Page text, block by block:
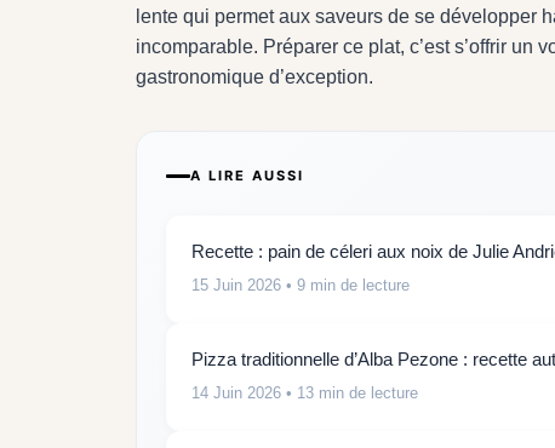
lente qui permet aux saveurs de se développer
incomparable. Préparer ce plat, c’est s’offrir
gastronomique d’exception.
A LIRE AUSSI
Recette : pain de céleri aux noix de Julie
15 Juin 2026 • 9 min de lecture
Pizza traditionnelle d’Alba Pezone : recette
14 Juin 2026 • 13 min de lecture